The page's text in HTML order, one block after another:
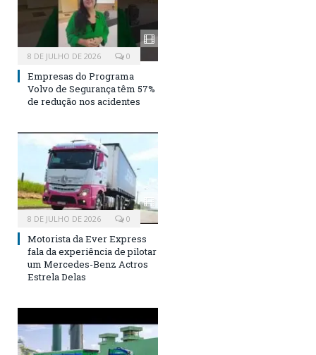
8 DE JULHO DE 2026 0
Empresas do Programa
Volvo de Segurança têm 57%
de redução nos acidentes
8 DE JULHO DE 2026 0
Motorista da Ever Express
fala da experiência de pilotar
um Mercedes-Benz Actros
Estrela Delas